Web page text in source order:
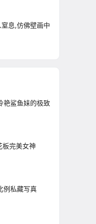
息,仿佛壁画中
艳鲨鱼妹的极致
板完美女神
例私藏写真